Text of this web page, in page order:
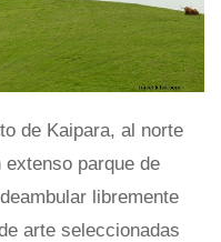
de Kaipara, al norte
parque de
libremente
arte seleccionadas